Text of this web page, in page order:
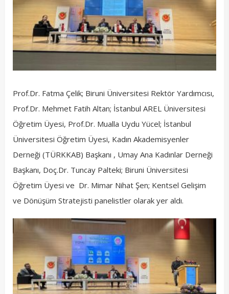
Prof.Dr. Fatma Çelik; Biruni Üniversitesi Rektör Yardımcısı,
Prof.Dr. Mehmet Fatih Altan; İstanbul AREL Üniversitesi
Öğretim Üyesi, Prof.Dr. Mualla Uydu Yücel; İstanbul
Üniversitesi Öğretim Üyesi, Kadın Akademisyenler
Derneği (TÜRKKAB) Başkanı , Umay Ana Kadınlar Derneği
Başkanı, Doç.Dr. Tuncay Palteki; Biruni Üniversitesi
Öğretim Üyesi ve Dr. Mimar Nihat Şen; Kentsel Gelişim
ve Dönüşüm Stratejisti panelistler olarak yer aldı.